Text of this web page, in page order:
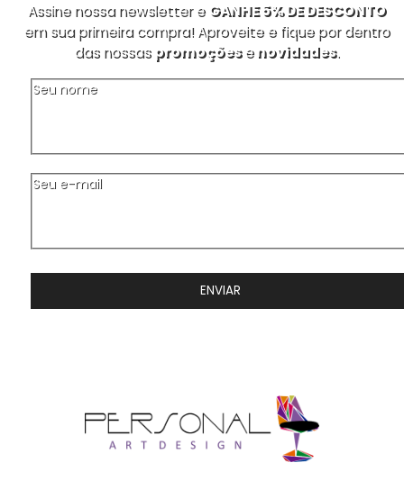
Assine nossa newsletter e GANHE 5% DE DESCONTO
em sua primeira compra! Aproveite e fique por dentro
das nossas promoçõesenovidades.
Seu nome
Seu e-mail
ENVIAR